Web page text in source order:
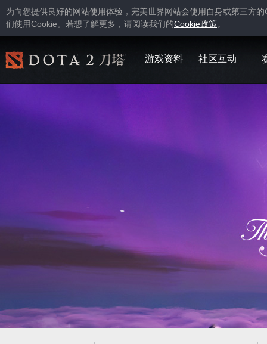
为向您提供良好的网站使用体验，完美世界网站会使用自身或第三方的
们使用Cookie。若想了解更多，请阅读我们的Cookie政策。
游戏资料 社区互动